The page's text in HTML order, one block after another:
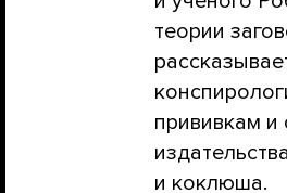
теории
прививкам
и коклюша.